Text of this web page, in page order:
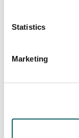
Statistics
Marketing
Grupos de
Programas
CONCESIONES DE
CONCESIONES